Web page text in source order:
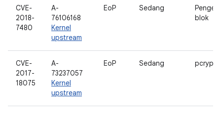
CVE-
2018-
7480
A-
76106168
Kernel
upstream
EoP Sedang
blok
CVE-
2017-
18075
A-
73237057
Kernel
upstream
EoP Sedang pcrypt